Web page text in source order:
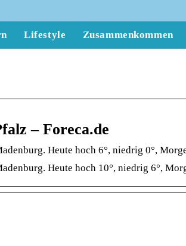
Lifestyle Zusammenkommen
– Foreca.de
Heute hoch 6°, niedrig 0°,
Heute hoch 10°, niedrig 6°,